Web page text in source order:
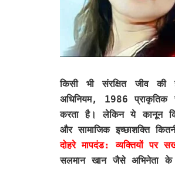
किसी भी संरक्षित जीव
अधिनियम, 1986 प्राकृतिक
करता है। लेकिन ये कानून
और सामाजिक इच्छाशक्ति
दोहरे मापदंड: व्यक्तियों पर
सलमान खान जैसे अभिनेता के